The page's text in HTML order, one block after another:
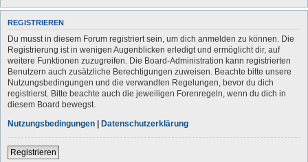
REGISTRIEREN
Du musst in diesem Forum registriert sein, um dich anmelden zu können. Die
Registrierung ist in wenigen Augenblicken erledigt und ermöglicht dir, auf
weitere Funktionen zuzugreifen. Die Board-Administration kann registrierten
Benutzern auch zusätzliche Berechtigungen zuweisen. Beachte bitte unsere
Nutzungsbedingungen und die verwandten Regelungen, bevor du dich
registrierst. Bitte beachte auch die jeweiligen Forenregeln, wenn du dich in
diesem Board bewegst.
Nutzungsbedingungen | Datenschutzerklärung
Registrieren